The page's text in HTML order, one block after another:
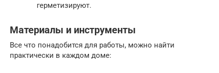
герметизируют.
Материалы и инструменты
Все что понадобится для работы, можно найти
практически в каждом доме: